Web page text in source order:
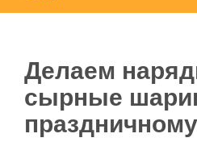
Делаем
сырные